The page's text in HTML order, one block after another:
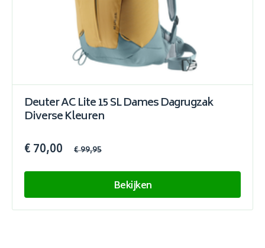
Deuter AC Lite 15 SL Dames Dagrugzak
Diverse Kleuren
€ 70,00 € 99,95
Bekijken